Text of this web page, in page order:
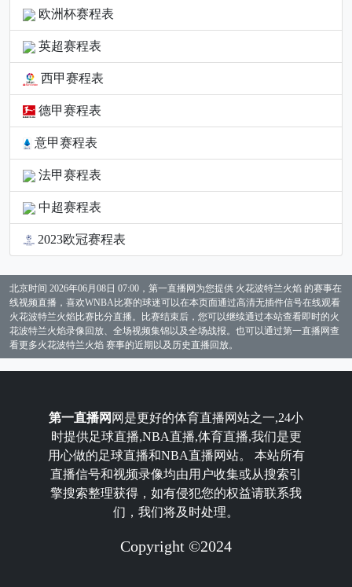
欧洲杯赛程表
英超赛程表
西甲赛程表
德甲赛程表
意甲赛程表
法甲赛程表
中超赛程表
2023欧冠赛程表
北京时间 2026年06月08日 07:00，第一直播网为您提供 火花波特兰火焰 的赛事在
线视频直播，喜欢WNBA比赛的球迷可以在本页面通过高清无插件信号在线观看
火花波特兰火焰比赛比分直播。比赛结束后，您可以继续通过本站查看即时的火
花波特兰火焰录像回放、全场视频集锦以及全场战报。也可以通过第一直播网查
看更多火花波特兰火焰 赛事的近期以及历史直播回放。
第一直播网 网是更好的体育直播网站之一,24小
时提供足球直播,NBA直播,体育直播,我们是更
用心做的足球直播和NBA直播网站。 本站所有
直播信号和视频录像均由用户收集或从搜索引
擎搜索整理获得，如有侵犯您的权益请联系我
们，我们将及时处理。
Copyright ©2024